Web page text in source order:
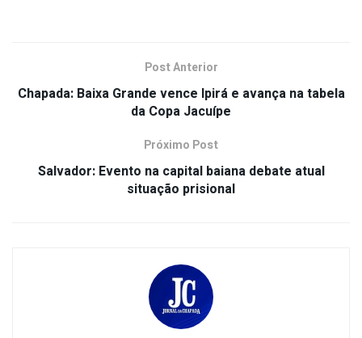
Post Anterior
Chapada: Baixa Grande vence Ipirá e avança na tabela
da Copa Jacuípe
Próximo Post
Salvador: Evento na capital baiana debate atual
situação prisional